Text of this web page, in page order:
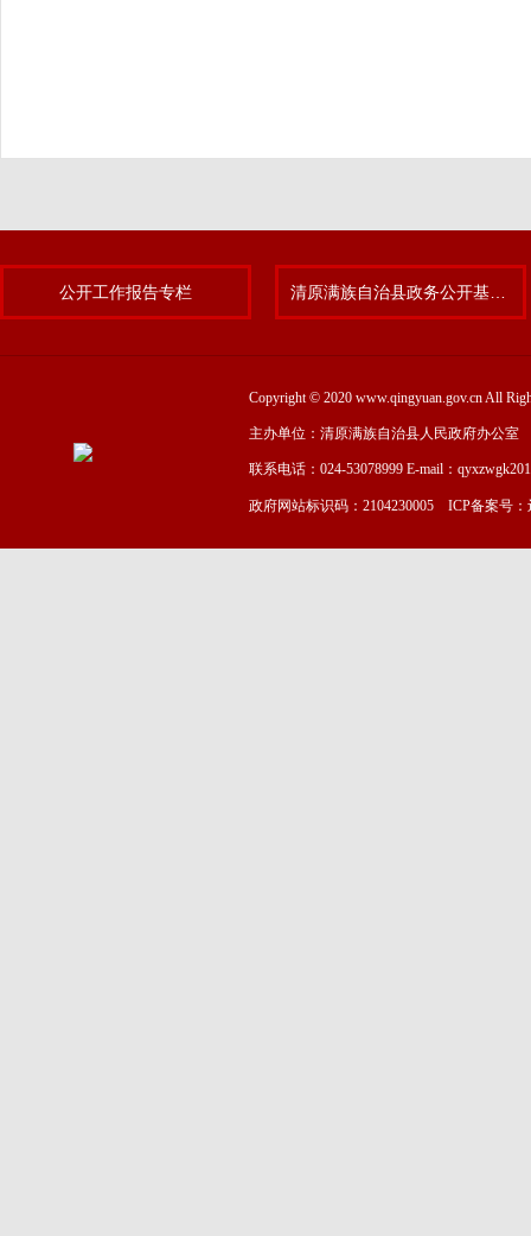
公开工作报告专栏
Copyright © 2020 www.qingyuan.gov.cn All
主办单位：清原满族自治县人民政府办公室
联系电话：024-53078999 E-mail：
政府网站标识码：2104230005 ICP备案号：